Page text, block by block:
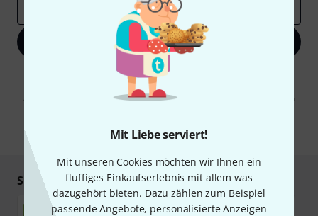
Mit Liebe serviert!
Mit unseren Cookies möchten wir Ihnen ein
fluffiges Einkaufserlebnis mit allem was
dazugehört bieten. Dazu zählen zum Beispiel
passende Angebote, personalisierte Anzeigen
Jetzt anmelden
Mit Klick auf „Jetzt anmelden“ stimmen Sie dem Erhalt von E-Mail-
Werbung und einer Messung des E-Mail-Nutzungsverhaltens zu. Die
Abmeldung ist jederzeit möglich. Weitere Informationen finden Sie in
* Pflichtfeld
Sicher einkaufen & bezahlen